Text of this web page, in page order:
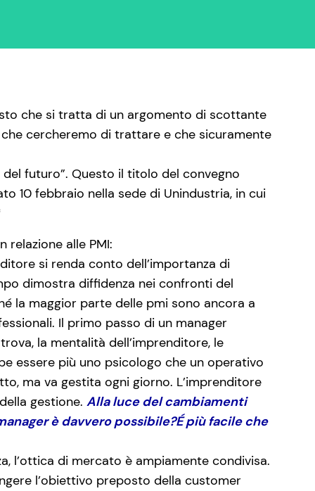
che si tratta di un argomento di scottante
cercheremo di trattare e che sicuramente
futuro”. Questo il titolo del convegno
10 febbraio nella sede di Unindustria, in cui
relazione alle PMI:
si renda conto dell’importanza di
dimostra diffidenza nei confronti del
la maggior parte delle pmi sono ancora a
Il primo passo di un manager
la mentalità dell’imprenditore, le
essere più uno psicologo che un operativo
ma va gestita ogni giorno. L’imprenditore
gestione. Alla luce del cambiamenti
è davvero possibile?É più facile che
l’ottica di mercato è ampiamente condivisa.
l’obiettivo preposto della customer